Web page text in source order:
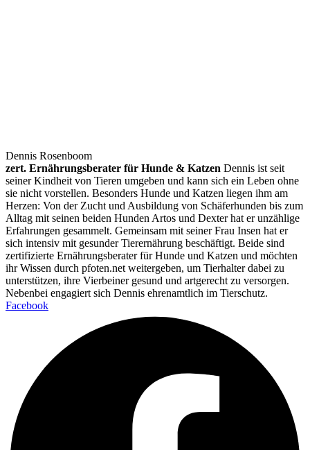
Dennis Rosenboom
zert. Ernährungsberater für Hunde & Katzen Dennis ist seit
seiner Kindheit von Tieren umgeben und kann sich ein Leben ohne
sie nicht vorstellen. Besonders Hunde und Katzen liegen ihm am
Herzen: Von der Zucht und Ausbildung von Schäferhunden bis zum
Alltag mit seinen beiden Hunden Artos und Dexter hat er unzählige
Erfahrungen gesammelt. Gemeinsam mit seiner Frau Insen hat er
sich intensiv mit gesunder Tierernährung beschäftigt. Beide sind
zertifizierte Ernährungsberater für Hunde und Katzen und möchten
ihr Wissen durch pfoten.net weitergeben, um Tierhalter dabei zu
unterstützen, ihre Vierbeiner gesund und artgerecht zu versorgen.
Nebenbei engagiert sich Dennis ehrenamtlich im Tierschutz.
Facebook